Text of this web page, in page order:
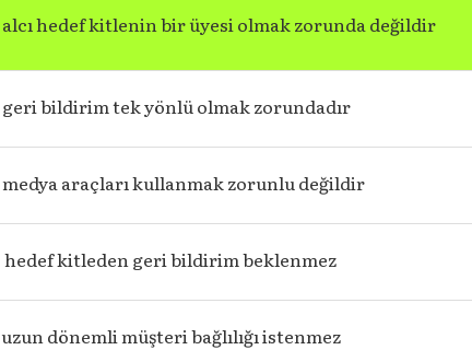
alcı hedef kitlenin bir üyesi olmak zorunda değildir
geri bildirim tek yönlü olmak zorundadır
medya araçları kullanmak zorunlu değildir
hedef kitleden geri bildirim beklenmez
uzun dönemli müşteri bağlılığı istenmez